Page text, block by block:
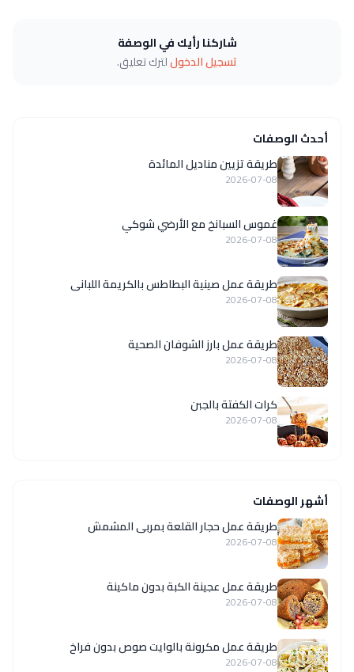
شاركنا رأيك في الوصفة
تسجيل الدخوللترك تعليق.
أحدث الوصفات
طريقة تزيين مناديل المائدة
2026-07-08
غموس السبانخ مع الأرضي شوكي
2026-07-08
طريقة عمل صينية البطاطس بالكريمة اللبانى
2026-07-08
طريقة عمل بارز الشوفان الصحية
2026-07-08
كرات الكفتة بالجبن
2026-07-08
أشهر الوصفات
طريقة عمل حجار القلعة بمربى المشمش
2026-07-08
طريقة عمل عجينة الكبة بدون ماكينة
2026-07-08
طريقة عمل مكرونة بالوايت صوص بدون فراخ
2026-07-08